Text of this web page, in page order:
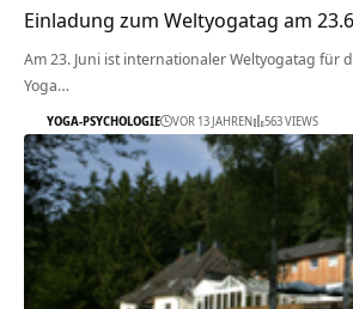
Einladung zum Weltyogatag am
Am 23. Juni ist internationaler Weltyogatag für
Yoga…
YOGA-PSYCHOLOGIE VOR 13 JAHREN 563 VIEWS